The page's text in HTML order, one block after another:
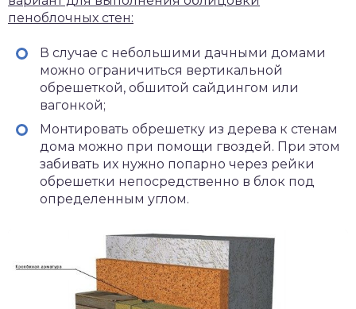
пеноблочных стен:
В случае с небольшими дачными домами
можно ограничиться вертикальной
обрешеткой, обшитой сайдингом или
вагонкой;
Монтировать обрешетку из дерева к стенам
дома можно при помощи гвоздей. При этом
забивать их нужно попарно через рейки
обрешетки непосредственно в блок под
определенным углом.